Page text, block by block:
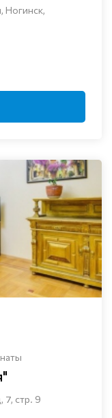
Ногинск,
7, стр. 9